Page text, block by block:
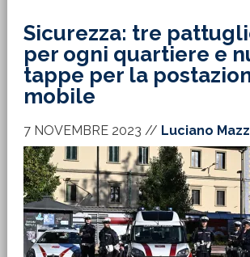
Sicurezza: tre
per ogni quartiere e
tappe per la
mobile
7 NOVEMBRE 2023 // Luciano